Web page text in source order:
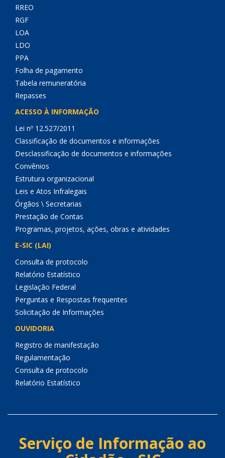
RREO
RGF
LOA
LDO
PPA
Folha de pagamento
Tabela remuneratória
Repasses
ACESSO À INFORMAÇÃO
Lei nº 12.527/2011
Classificação de documentos e informações
Desclassificação de documentos e informações
Convênios
Estrutura organizacional
Leis e Atos Infralegais
Órgãos \ Secretarias
Prestação de Contas
Programas, projetos, ações, obras e atividades
E-SIC (LAI)
Consulta de protocolo
Relatório Estatístico
Legislação Federal
Perguntas e Respostas frequentes
Solicitação de Informações
OUVIDORIA
Registro de manifestação
Regulamentação
Consulta de protocolo
Relatório Estatístico
Serviço de Informação ao